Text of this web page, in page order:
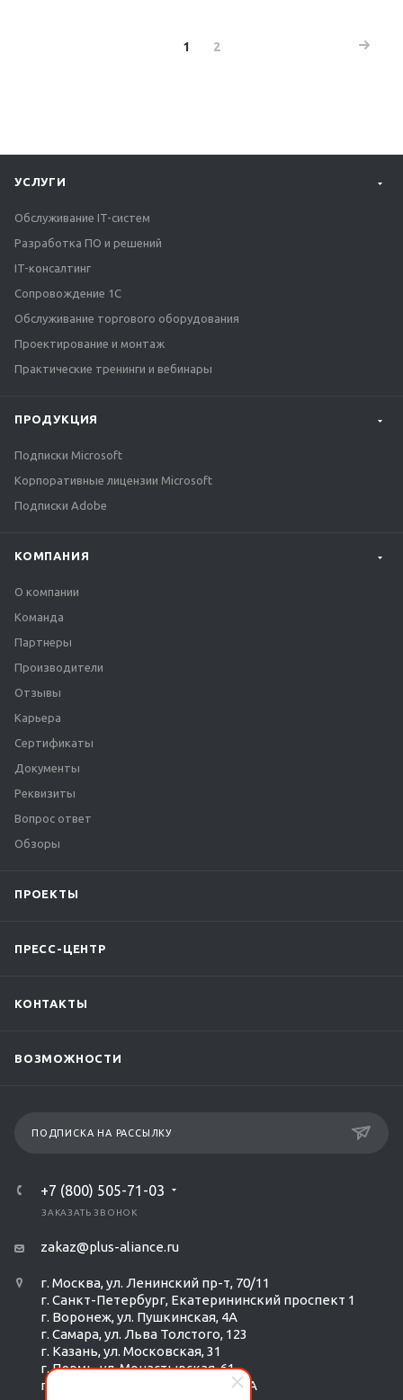
1 2
УСЛУГИ
Обслуживание IT-систем
Разработка ПО и решений
IT-консалтинг
Сопровождение 1С
Обслуживание торгового оборудования
Проектирование и монтаж
Практические тренинги и вебинары
ПРОДУКЦИЯ
Подписки Microsoft
Корпоративные лицензии Microsoft
Подписки Adobe
КОМПАНИЯ
О компании
Команда
Партнеры
Производители
Отзывы
Карьера
Сертификаты
Документы
Реквизиты
Вопрос ответ
Обзоры
ПРОЕКТЫ
ПРЕСС-ЦЕНТР
КОНТАКТЫ
ВОЗМОЖНОСТИ
ПОДПИСКА НА РАССЫЛКУ
+7 (800) 505-71-03
ЗАКАЗАТЬ ЗВОНОК
zakaz@plus-aliance.ru
г. Москва, ул. Ленинский пр-т, 70/11
г. Санкт-Петербург, Екатерининский проспект 1
г. Воронеж, ул. Пушкинская, 4А
г. Самара, ул. Льва Толстого, 123
г. Казань, ул. Московская, 31
г. Пермь, ул. Монастырская, 61
г. Екатеринбург, ул. Радищева 6А